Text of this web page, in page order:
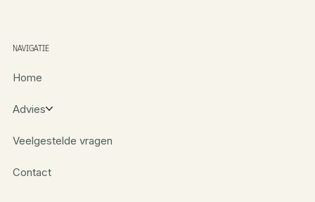
NAVIGATIE
Home
Advies
Veelgestelde vragen
Contact